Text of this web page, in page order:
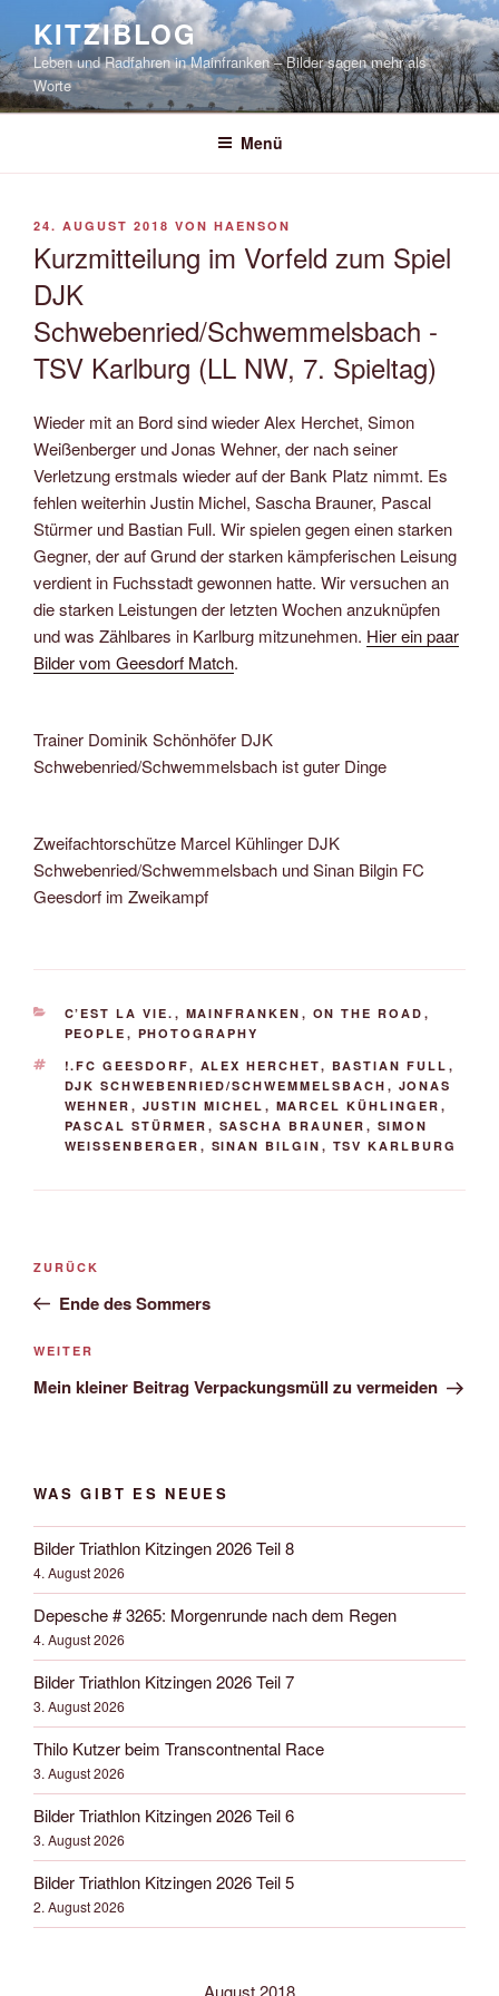
springen
KITZIBLOG
Leben und Radfahren in Mainfranken – Bilder sagen mehr als
Worte
Menü
VERÖFFENTLICHT
24. AUGUST 2018 VON HAENSON
Kurzmitteilung im Vorfeld zum Spiel
DJK
Schwebenried/Schwemmelsbach -
TSV Karlburg (LL NW, 7. Spieltag)
Wieder mit an Bord sind wieder Alex Herchet, Simon
Weißenberger und Jonas Wehner, der nach seiner
Verletzung erstmals wieder auf der Bank Platz nimmt. Es
fehlen weiterhin Justin Michel, Sascha Brauner, Pascal
Stürmer und Bastian Full. Wir spielen gegen einen starken
Gegner, der auf Grund der starken kämpferischen Leisung
verdient in Fuchsstadt gewonnen hatte. Wir versuchen an
die starken Leistungen der letzten Wochen anzuknüpfen
und was Zählbares in Karlburg mitzunehmen. Hier ein paar
Bilder vom Geesdorf Match.
Trainer Dominik Schönhöfer DJK
Schwebenried/Schwemmelsbach ist guter Dinge
Zweifachtorschütze Marcel Kühlinger DJK
Schwebenried/Schwemmelsbach und Sinan Bilgin FC
Geesdorf im Zweikampf
KATEGORIEN
C’EST LA VIE. , MAINFRANKEN , ON THE ROAD ,
PEOPLE , PHOTOGRAPHY
SCHLAGWÖRTER
!.FC GEESDORF, ALEX HERCHET, BASTIAN FULL ,
DJK SCHWEBENRIED/SCHWEMMELSBACH , JONAS
WEHNER , JUSTIN MICHEL , MARCEL KÜHLINGER ,
PASCAL STÜRMER , SASCHA BRAUNER , SIMON
WEISSENBERGER
, SINAN BILGIN , TSV KARLBURG
Beitrags-
Vorheriger
Beitrag
ZURÜCK
Ende des Sommers
Nächster
Beitrag
WEITER
Mein kleiner Beitrag Verpackungsmüll zu vermeiden
WAS GIBT ES NEUES
Bilder Triathlon Kitzingen 2026 Teil 8
4. August 2026
Depesche # 3265: Morgenrunde nach dem Regen
4. August 2026
Bilder Triathlon Kitzingen 2026 Teil 7
3. August 2026
Thilo Kutzer beim Transcontnental Race
3. August 2026
Bilder Triathlon Kitzingen 2026 Teil 6
3. August 2026
Bilder Triathlon Kitzingen 2026 Teil 5
2. August 2026
August 2018